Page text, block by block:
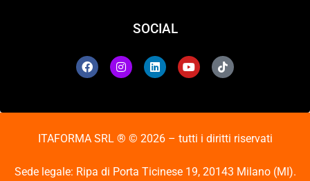
SOCIAL
ITAFORMA SRL ® © 2026 – tutti i diritti riservati
Sede legale: Ripa di Porta Ticinese 19, 20143 Milano (MI).